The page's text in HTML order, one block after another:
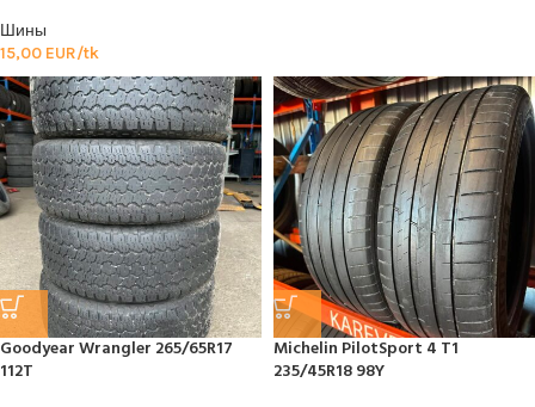
Шины
15,00 EUR/tk
Goodyear Wrangler 265/65R17
112T
Michelin PilotSport 4 T1
235/45R18 98Y